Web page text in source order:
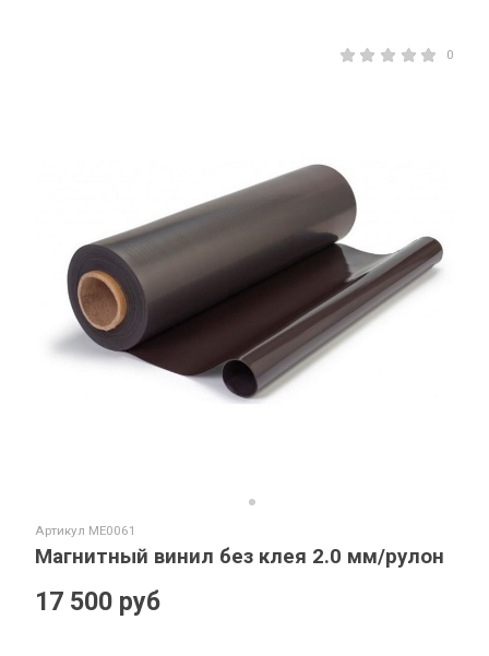
0
Артикул ME0061
Магнитный винил без клея 2.0 мм/рулон
17 500 руб